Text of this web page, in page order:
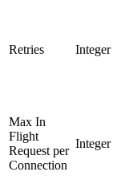
Retries Integer
Max In
Flight
Request per
Connection
Integer